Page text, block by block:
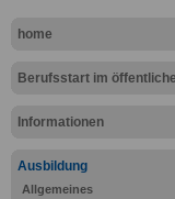
home
Berufsstart im
Informationen
Ausbildung
Allgemeines